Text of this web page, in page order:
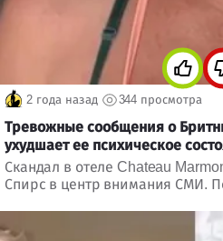
2 года назад 344 просмотра
Тревожные сообщения о
ухудшает ее психическое
Скандал в отеле Chateau
Спирс в центр внимания СМИ.